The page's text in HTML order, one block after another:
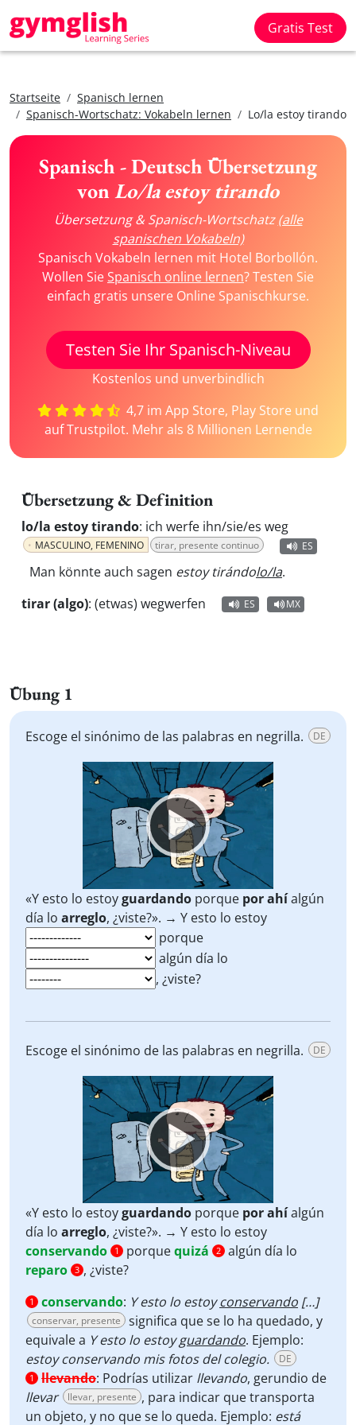
Gratis Test
Startseite
Spanisch lernen
Spanisch-Wortschatz: Vokabeln lernen
Lo/la estoy tirando
Spanisch - Deutsch Übersetzung
vonLo/la estoy tirando
Übersetzung & Spanisch-Wortschatz(alle
spanischen Vokabeln)
Spanisch Vokabeln lernen mit Hotel Borbollón.
Wollen SieSpanisch online lernen? Testen Sie
einfach gratis unsere Online Spanischkurse.
Testen Sie Ihr Spanisch-Niveau
Kostenlos und unverbindlich
4,7 im App Store, Play Store und
auf Trustpilot. Mehr als 8 Millionen Lernende
Übersetzung & Definition
lo/la estoy tirando: ich werfe ihn/sie/es weg
MASCULINO, FEMENINO tirar, presente continuo ES
Man könnte auch sagen estoy tirándolo/la.
tirar (algo): (etwas) wegwerfen ES MX
Übung 1
Escoge el sinónimo de las palabras en negrilla. DE
Video
Player
«Y esto lo estoyguardando porque por ahíalgún
día lo arreglo, ¿viste?». → Y esto lo estoy
porque
algún día lo
, ¿viste?
Escoge el sinónimo de las palabras en negrilla. DE
Video
Player
«Y esto lo estoyguardando porque por ahíalgún
día lo arreglo, ¿viste?». → Y esto lo estoy
conservando
1 porquequizá 2 algún día lo
reparo 3 , ¿viste?
1 conservando: Y esto lo estoyconservando […]
conservar, presente
significa que se lo ha quedado, y
equivale a Y esto lo estoyguardando. Ejemplo:
estoy conservando mis fotos del colegio.
DE
1 llevando: Podrías utilizar llevando, gerundio de
llevar
llevar, presente , para indicar que transporta
un objeto, y no que se lo queda. Ejemplo: está